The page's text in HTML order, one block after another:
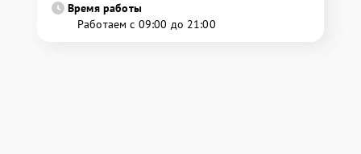
Время работы
Работаем с 09:00 до 21:00